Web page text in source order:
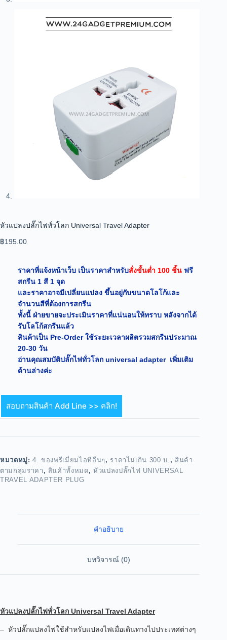
หัวแปลงปลั๊กไฟทั่วโลก Universal Travel Adapter
฿195.00
ราคาที่แจ้งหน้าเว็บ เป็นราคาสำหรับสั่งขั้นต่ำ 100 ชิ้น ฟรี
สกรีน 1 สี 1 จุด
และราคาอาจมีเปลี่ยนแปลง ขึ้นอยู่กับขนาดโลโก้และ
จำนวนสีที่ต้องการสกรีน
ทั้งนี้ ฝ่ายขายจะประเมินราคาที่แน่นอนให้ทราบ หลังจากได้
รับโลโก้สกรีนแล้ว
สินค้าเป็น Pre-Order ใช้ระยะเวลาผลิตรวมสกรีนประมาณ
20-30 วัน
อ่านคุณสมบัติปลั๊กไฟทั่วโลก universal adapter เพิ่มเติม
ด้านล่างค่ะ
สอบถามสินค้า Add Line >> คลิก!
หมวดหมู่:4. ของพรีเมี่ยมไอทีอื่นๆ , ราคาไม่เกิน 300 บ. , สินค้า
ตามกลุ่มราคา , สินค้าทั้งหมด, หัวแปลงปลั๊กไฟ UNIVERSAL
TRAVEL ADAPTER PLUG
คำอธิบาย
บทวิจารณ์ (0)
หัวแปลงปลั๊กไฟทั่วโลก Universal Travel Adapter
– หัวปลั๊กแปลงไฟใช้สำหรับแปลงไฟเมื่อเดินทางไปประเทศต่างๆ